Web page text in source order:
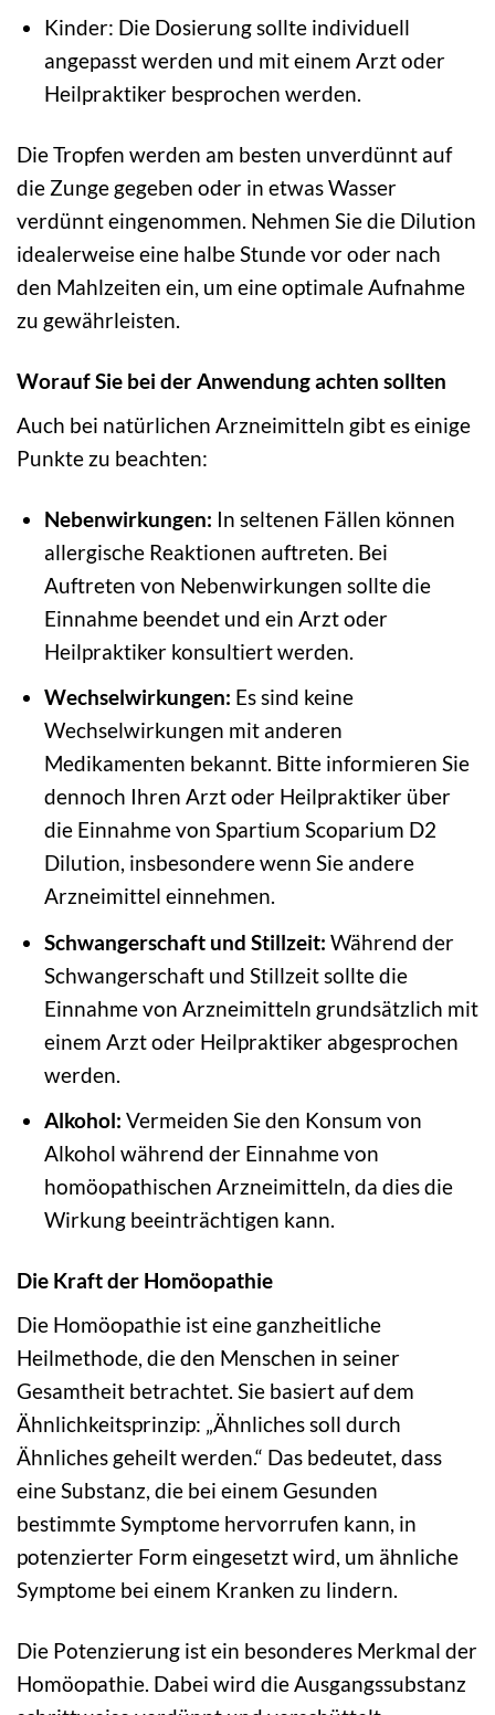
Kinder: Die Dosierung sollte individuell
angepasst werden und mit einem Arzt oder
Heilpraktiker besprochen werden.
Die Tropfen werden am besten unverdünnt auf
die Zunge gegeben oder in etwas Wasser
verdünnt eingenommen. Nehmen Sie die Dilution
idealerweise eine halbe Stunde vor oder nach
den Mahlzeiten ein, um eine optimale Aufnahme
zu gewährleisten.
Worauf Sie bei der Anwendung achten sollten
Auch bei natürlichen Arzneimitteln gibt es einige
Punkte zu beachten:
Nebenwirkungen: In seltenen Fällen können
allergische Reaktionen auftreten. Bei
Auftreten von Nebenwirkungen sollte die
Einnahme beendet und ein Arzt oder
Heilpraktiker konsultiert werden.
Wechselwirkungen: Es sind keine
Wechselwirkungen mit anderen
Medikamenten bekannt. Bitte informieren Sie
dennoch Ihren Arzt oder Heilpraktiker über
die Einnahme von Spartium Scoparium D2
Dilution, insbesondere wenn Sie andere
Arzneimittel einnehmen.
Schwangerschaft und Stillzeit: Während der
Schwangerschaft und Stillzeit sollte die
Einnahme von Arzneimitteln grundsätzlich mit
einem Arzt oder Heilpraktiker abgesprochen
werden.
Alkohol: Vermeiden Sie den Konsum von
Alkohol während der Einnahme von
homöopathischen Arzneimitteln, da dies die
Wirkung beeinträchtigen kann.
Die Kraft der Homöopathie
Die Homöopathie ist eine ganzheitliche
Heilmethode, die den Menschen in seiner
Gesamtheit betrachtet. Sie basiert auf dem
Ähnlichkeitsprinzip: „Ähnliches soll durch
Ähnliches geheilt werden.“ Das bedeutet, dass
eine Substanz, die bei einem Gesunden
bestimmte Symptome hervorrufen kann, in
potenzierter Form eingesetzt wird, um ähnliche
Symptome bei einem Kranken zu lindern.
Die Potenzierung ist ein besonderes Merkmal der
Homöopathie. Dabei wird die Ausgangssubstanz